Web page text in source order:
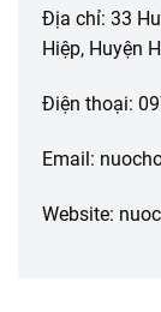
Địa chỉ: 33
Hiệp, Huyện
Điện thoại:
Email:
Website: